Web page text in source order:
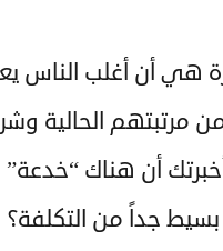
هي أن أغلب الناس
مرتبتهم الحالية
أن هناك
بسيط جداً من التكلفة؟